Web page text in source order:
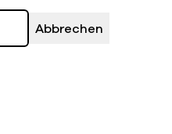
Abbrechen